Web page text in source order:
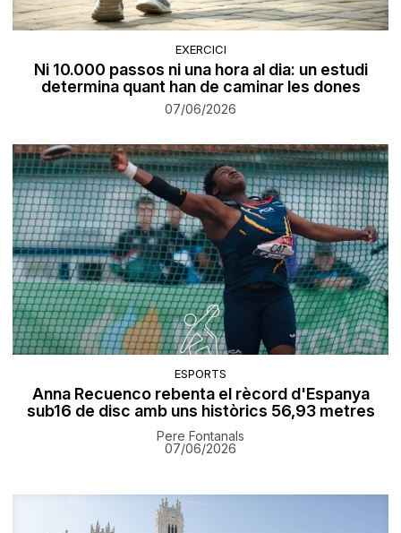
EXERCICI
Ni 10.000 passos ni una hora al dia: un estudi
determina quant han de caminar les dones
07/06/2026
ESPORTS
Anna Recuenco rebenta el rècord d'Espanya
sub16 de disc amb uns històrics 56,93 metres
Pere Fontanals
07/06/2026